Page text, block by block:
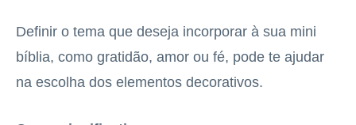
Definir o tema que deseja incorporar à sua mini
bíblia, como gratidão, amor ou fé, pode te ajudar
na escolha dos elementos decorativos.